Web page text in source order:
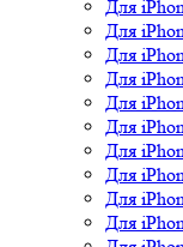
Для
Для
Для
Для
Для
Для
Для
Для
Для
Для